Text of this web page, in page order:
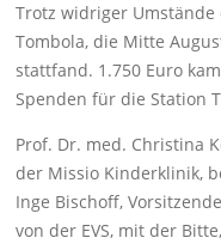
Trotz widriger
Tombola, die Mitte
stattfand. 1.750 Euro
Spenden für die Station
Prof. Dr. med. Christina
der Missio Kinderklinik,
Inge Bischoff,
von der EVS, mit der